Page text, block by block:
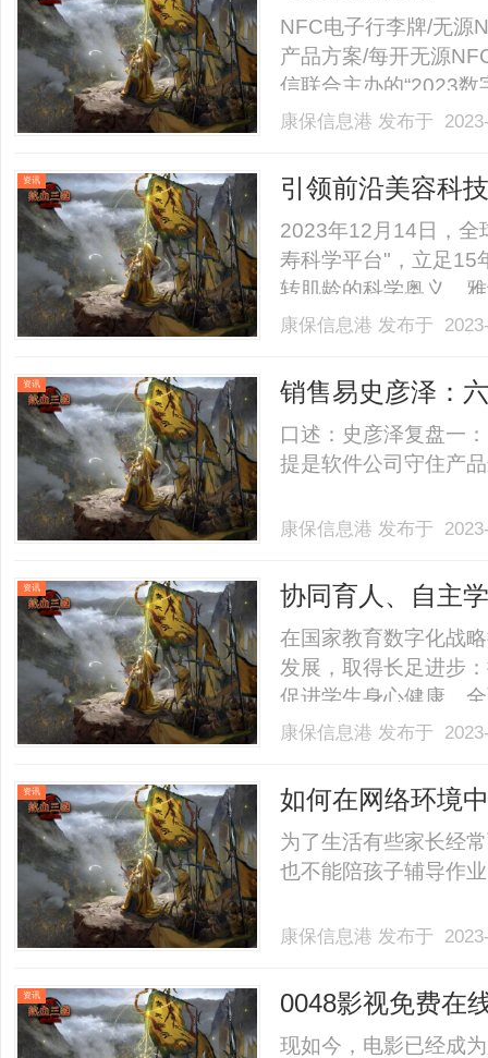
生态大会
NFC电子行李牌/无源
产品方案/每开无源
信联合主办的“2023
开。其中每开创新作
作论坛现场展出。现
康保信息港 发布于
资讯
引领前沿美容科
学”新篇章
2023年12月14日，全
寿科学平台"，立足15
转肌龄的科学奥义。
创新，正在引领科学
威性，雅诗兰黛宣布
康保信息港 发布于
资讯 销售易史彦泽：
口述：史彦泽复盘一
提是软件公司守住产
康保信息港 发布于
资讯 协同育人、自主
在国家教育数字化战
发展，取得长足进步
促进学生身心健康、
面推进；在“双减”推
主学习、数字智能成
康保信息港 发布于
资讯 如何在网络环境
为了生活有些家长经
也不能陪孩子辅导作
康保信息港 发布于
资讯 0048影视免费在
现如今，电影已经成